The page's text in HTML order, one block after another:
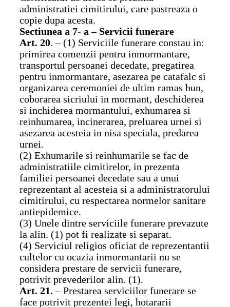
administratiei cimitirului, care pastreaza o
copie dupa acesta.
Sectiunea a 7- a – Servicii funerare
Art. 20. – (1) Serviciile funerare constau in:
primirea comenzii pentru inmormantare,
transportul persoanei decedate, pregatirea
pentru inmormantare, asezarea pe catafalc si
organizarea ceremoniei de ultim ramas bun,
coborarea sicriului in mormant, deschiderea
si inchiderea mormantului, exhumarea si
reinhumarea, incinerarea, preluarea urnei si
asezarea acesteia in nisa speciala, predarea
urnei.
(2) Exhumarile si reinhumarile se fac de
administratiile cimitirelor, in prezenta
familiei persoanei decedate sau a unui
reprezentant al acesteia si a administratorului
cimitirului, cu respectarea normelor sanitare
antiepidemice.
(3) Unele dintre serviciile funerare prevazute
la alin. (1) pot fi realizate si separat.
(4) Serviciul religios oficiat de reprezentantii
cultelor cu ocazia inmormantarii nu se
considera prestare de servicii funerare,
potrivit prevederilor alin. (1).
Art. 21. – Prestarea serviciilor funerare se
face potrivit prezentei legi, hotararii